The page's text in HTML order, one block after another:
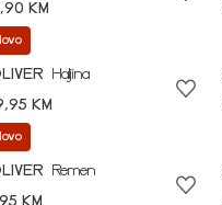
KM
Haljina
KM
Remen
KM